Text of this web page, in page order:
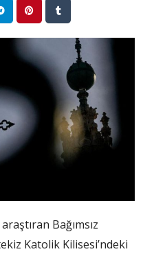
Bağımsız
Katolik Kilisesi’ndeki